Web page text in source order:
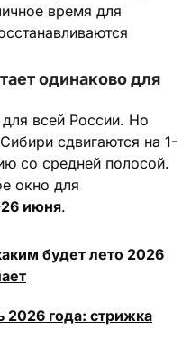
время для
одинаково для
всей России. Но
сдвигаются на 1-
со средней полосой.
окно для
26 июня.
будет лето 2026
года: cтрижка